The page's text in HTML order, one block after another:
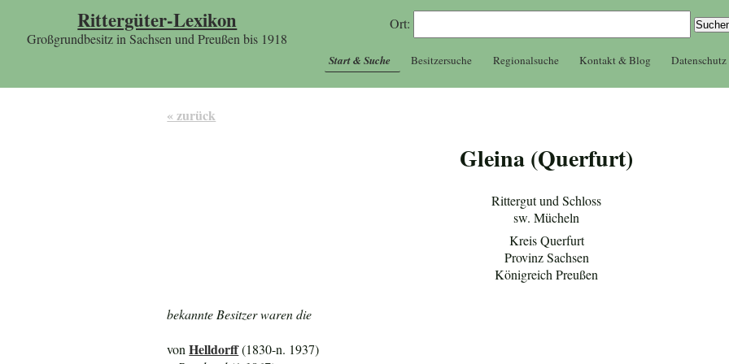
Rittergüter-Lexikon
Großgrundbesitz in Sachsen und Preußen bis 1918
Ort:
Start & Suche Besitzersuche Regionalsuche Kontakt & Blog Datenschutz
« zurück
Gleina (Querfurt)
Rittergut und Schloss
sw. Mücheln
Kreis Querfurt
Provinz Sachsen
Königreich Preußen
bekannte Besitzer waren die
vonHelldorff(1830-n. 1937)